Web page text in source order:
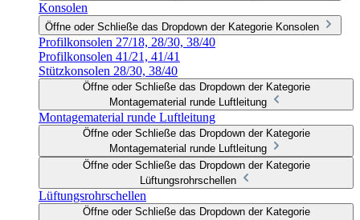
Konsolen
Öffne oder Schließe das Dropdown der Kategorie Konsolen
Profilkonsolen 27/18, 28/30, 38/40
Profilkonsolen 41/21, 41/41
Stützkonsolen 28/30, 38/40
Öffne oder Schließe das Dropdown der Kategorie
Montagematerial runde Luftleitung
Montagematerial runde Luftleitung
Öffne oder Schließe das Dropdown der Kategorie
Montagematerial runde Luftleitung
Öffne oder Schließe das Dropdown der Kategorie
Lüftungsrohrschellen
Lüftungsrohrschellen
Öffne oder Schließe das Dropdown der Kategorie